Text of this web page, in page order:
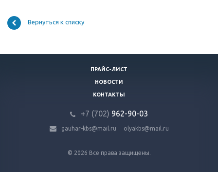
Вернуться к списку
ПРАЙС-ЛИСТ
НОВОСТИ
КОНТАКТЫ
+7 (702) 962-90-03
gauhar-kbs@mail.ru olyakbs@mail.ru
© 2026 Все права защищены.